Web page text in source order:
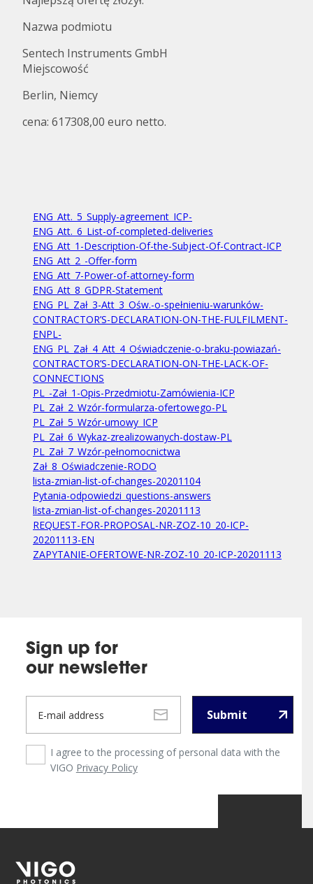
Nazwa podmiotu
Sentech Instruments GmbH
Miejscowość
Berlin, Niemcy
cena: 617308,00 euro netto.
ENG_Att._5_Supply-agreement_ICP-
ENG_Att._6_List-of-completed-deliveries
ENG_Att_1-Description-Of-the-Subject-Of-Contract-ICP
ENG_Att_2_-Offer-form
ENG_Att_7-Power-of-attorney-form
ENG_Att_8_GDPR-Statement
ENG_PL_Zał_3-Att_3_Ośw.-o-spełnieniu-warunków-
CONTRACTOR’S-DECLARATION-ON-THE-FULFILMENT-
ENPL-
ENG_PL_Zał_4_Att_4_Oświadczenie-o-braku-powiazań-
CONTRACTOR’S-DECLARATION-ON-THE-LACK-OF-
CONNECTIONS
PL_-Zał_1-Opis-Przedmiotu-Zamówienia-ICP
PL_Zał_2_Wzór-formularza-ofertowego-PL
PL_Zał_5_Wzór-umowy_ICP
PL_Zał_6_Wykaz-zrealizowanych-dostaw-PL
PL_Zał_7_Wzór-pełnomocnictwa
Zał_8_Oświadczenie-RODO
lista-zmian-list-of-changes-20201104
Pytania-odpowiedzi_questions-answers
lista-zmian-list-of-changes-20201113
REQUEST-FOR-PROPOSAL-NR-ZOZ-10_20-ICP-
20201113-EN
ZAPYTANIE-OFERTOWE-NR-ZOZ-10_20-ICP-20201113
Sign up for
our newsletter
Submit
I agree to the processing of personal data with the
VIGO Privacy Policy